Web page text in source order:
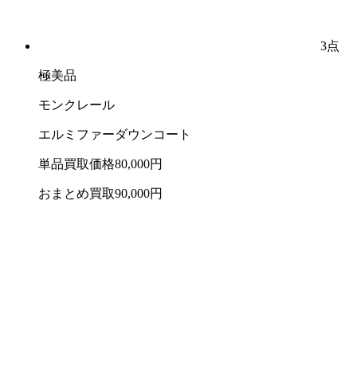
3点
極美品
モンクレール
エルミファーダウンコート
単品買取価格80,000円
おまとめ買取90,000円